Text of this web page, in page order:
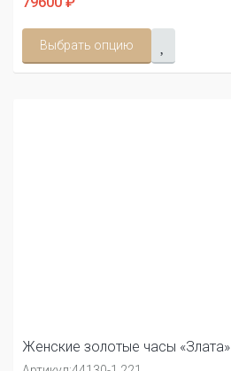
Выбрать опцию
Женские золотые часы «Злата»